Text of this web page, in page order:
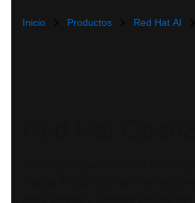
Inicio Productos Red Hat AI